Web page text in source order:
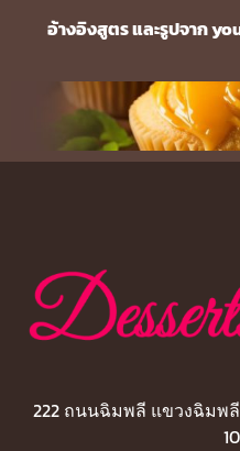
อ้างอิงสูตร และรูปจาก
222 ถนนฉิมพลี แขวงฉิมพ